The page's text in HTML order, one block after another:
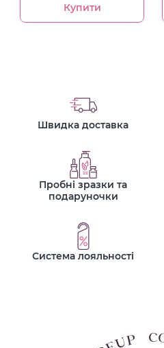
Купити
Швидка доставка
Пробні зразки та
подаруночки
Система лояльності